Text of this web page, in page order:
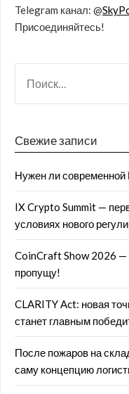
Telegram канал: @
Присоединяйтесь!
Свежие записи
Нужен ли современной
IX Crypto Summit —
условиях нового
CoinCraft Show 2026 —
пропущу!
CLARITY Act: новая
станет главным
После пожаров на
саму концепцию